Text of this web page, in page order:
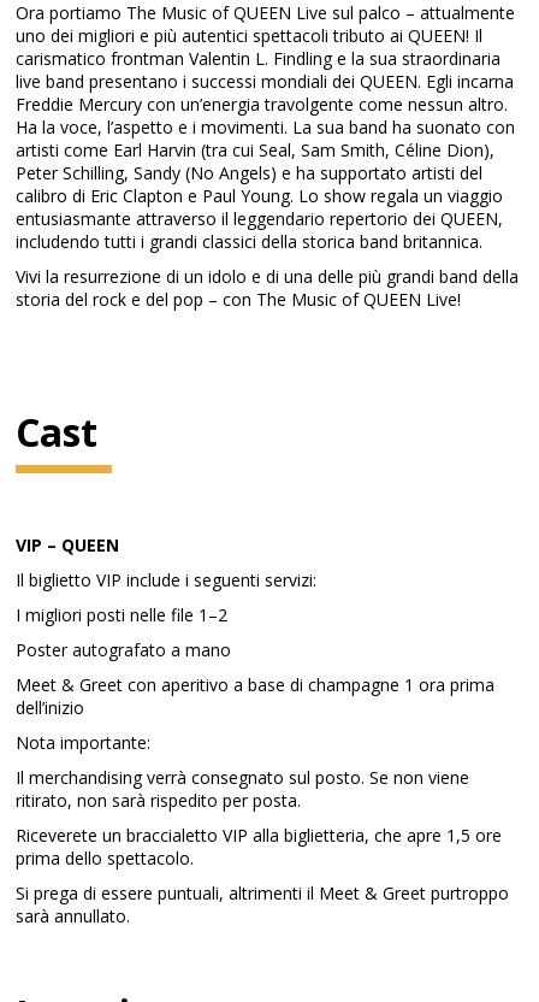
Ora portiamo The Music of QUEEN Live sul palco – attualmente
uno dei migliori e più autentici spettacoli tributo ai QUEEN! Il
carismatico frontman Valentin L. Findling e la sua straordinaria
live band presentano i successi mondiali dei QUEEN. Egli incarna
Freddie Mercury con un’energia travolgente come nessun altro.
Ha la voce, l’aspetto e i movimenti. La sua band ha suonato con
artisti come Earl Harvin (tra cui Seal, Sam Smith, Céline Dion),
Peter Schilling, Sandy (No Angels) e ha supportato artisti del
calibro di Eric Clapton e Paul Young. Lo show regala un viaggio
entusiasmante attraverso il leggendario repertorio dei QUEEN,
includendo tutti i grandi classici della storica band britannica.
Vivi la resurrezione di un idolo e di una delle più grandi band della
storia del rock e del pop – con The Music of QUEEN Live!
Cast
VIP – QUEEN
Il biglietto VIP include i seguenti servizi:
I migliori posti nelle file 1–2
Poster autografato a mano
Meet & Greet con aperitivo a base di champagne 1 ora prima
dell’inizio
Nota importante:
Il merchandising verrà consegnato sul posto. Se non viene
ritirato, non sarà rispedito per posta.
Riceverete un braccialetto VIP alla biglietteria, che apre 1,5 ore
prima dello spettacolo.
Si prega di essere puntuali, altrimenti il Meet & Greet purtroppo
sarà annullato.